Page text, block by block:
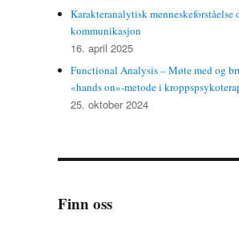
Karakteranalytisk menneskeforståelse
kommunikasjon
16. april 2025
Functional Analysis – Møte med og
«hands on»-metode i
25. oktober 2024
Finn oss